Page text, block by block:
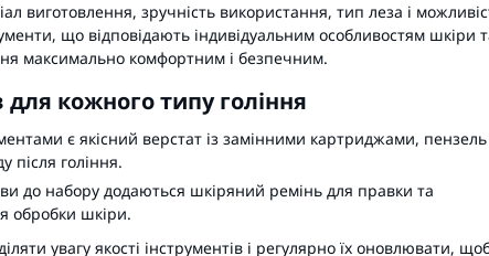
виготовлення, зручність використання, тип леза і
що відповідають індивідуальним особливостям шкіри
максимально комфортним і безпечним.
для кожного типу гоління
є якісний верстат із замінними картриджами, пензель
після гоління.
до набору додаються шкіряний ремінь для правки та
обробки шкіри.
увагу якості інструментів і регулярно їх оновлювати,